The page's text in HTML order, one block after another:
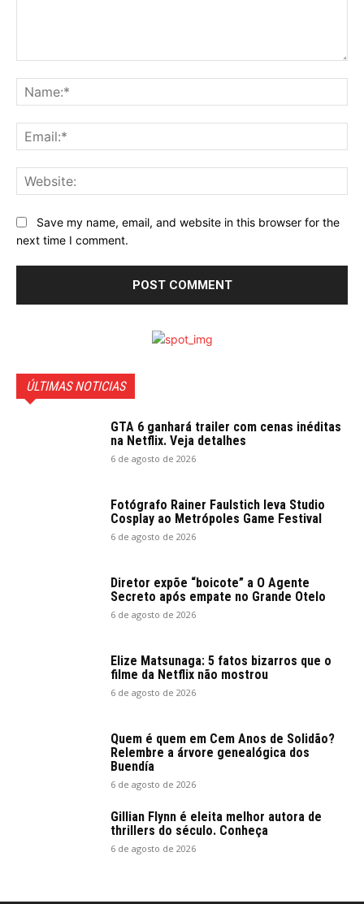
Save my name, email, and website in this browser for the
next time I comment.
ÚLTIMAS NOTICIAS
GTA 6 ganhará trailer com cenas inéditas
na Netflix. Veja detalhes
6 de agosto de 2026
Fotógrafo Rainer Faulstich leva Studio
Cosplay ao Metrópoles Game Festival
6 de agosto de 2026
Diretor expõe “boicote” a O Agente
Secreto após empate no Grande Otelo
6 de agosto de 2026
Elize Matsunaga: 5 fatos bizarros que o
filme da Netflix não mostrou
6 de agosto de 2026
Quem é quem em Cem Anos de Solidão?
Relembre a árvore genealógica dos
Buendía
6 de agosto de 2026
Gillian Flynn é eleita melhor autora de
thrillers do século. Conheça
6 de agosto de 2026